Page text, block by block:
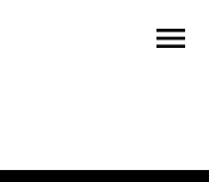
menu